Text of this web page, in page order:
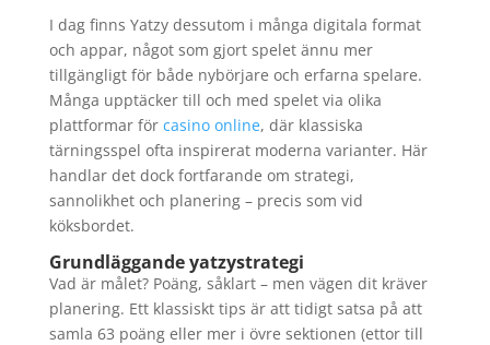
I dag finns Yatzy dessutom i många digitala format
och appar, något som gjort spelet ännu mer
tillgängligt för både nybörjare och erfarna spelare.
Många upptäcker till och med spelet via olika
plattformar för casino online, där klassiska
tärningsspel ofta inspirerat moderna varianter. Här
handlar det dock fortfarande om strategi,
sannolikhet och planering – precis som vid
köksbordet.
Grundläggande yatzystrategi
Vad är målet? Poäng, såklart – men vägen dit kräver
planering. Ett klassiskt tips är att tidigt satsa på att
samla 63 poäng eller mer i övre sektionen (ettor till